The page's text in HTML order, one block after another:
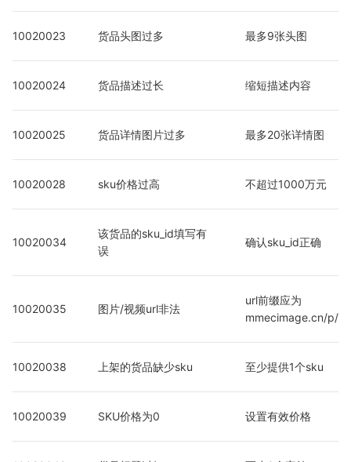
10020023 货品头图过多 最多9张头图
10020024 货品描述过长 缩短描述内容
10020025 货品详情图片过多 最多20张详情图
10020028 sku价格过高 不超过1000万元
10020034
该货品的sku_id填写有
误
确认sku_id正确
10020035 图片/视频url非法
url前缀应为
mmecimage.cn/p/
10020038 上架的货品缺少sku 至少提供1个sku
10020039 SKU价格为0 设置有效价格